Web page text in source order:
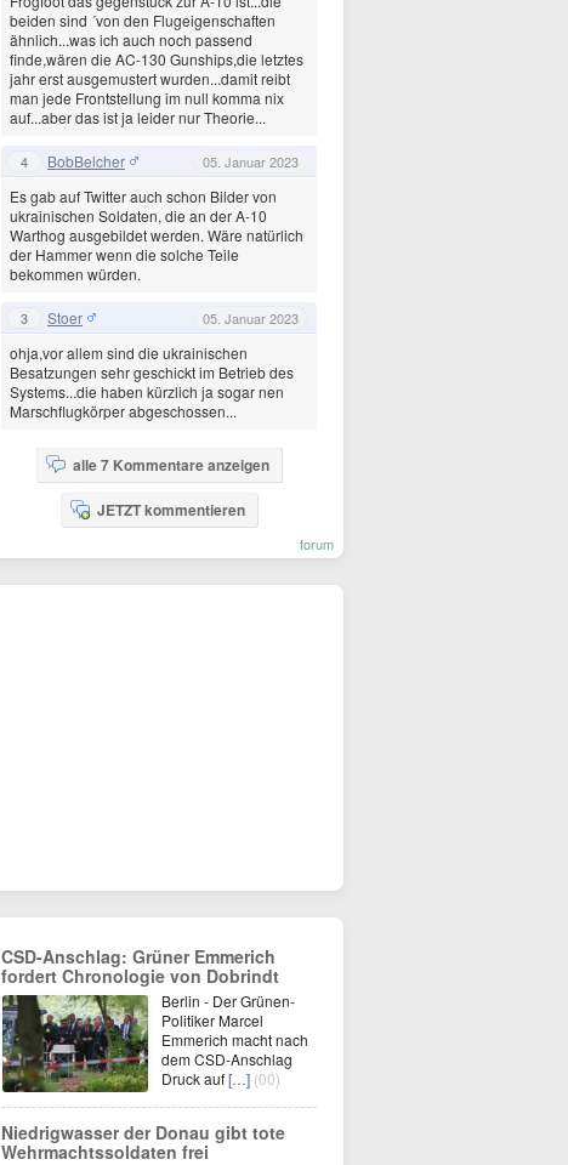
beiden sind ´von den Flugeigenschaften
ähnlich...was ich auch noch passend
finde,wären die AC-130 Gunships,die letztes
jahr erst ausgemustert wurden...damit reibt
man jede Frontstellung im null komma nix
auf...aber das ist ja leider nur Theorie...
4 BobBelcher 05. Januar 2023
Es gab auf Twitter auch schon Bilder von
ukrainischen Soldaten, die an der A-10
Warthog ausgebildet werden. Wäre natürlich
der Hammer wenn die solche Teile
bekommen würden.
3 Stoer 05. Januar 2023
ohja,vor allem sind die ukrainischen
Besatzungen sehr geschickt im Betrieb des
Systems...die haben kürzlich ja sogar nen
Marschflugkörper abgeschossen...
alle 7 Kommentare anzeigen
JETZT kommentieren
forum
CSD-Anschlag: Grüner Emmerich
fordert Chronologie von Dobrindt
Berlin - Der Grünen-
Politiker Marcel
Emmerich macht nach
dem CSD-Anschlag
Druck auf[…] (00)
Niedrigwasser der Donau gibt tote
Wehrmachtssoldaten frei